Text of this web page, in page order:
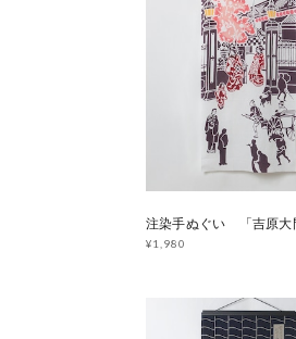
注染手ぬぐい 「吉原
¥1,980